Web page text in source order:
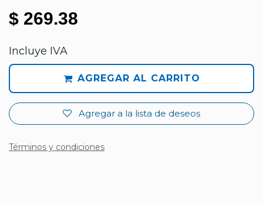
$ 269.38
Incluye IVA
AGREGAR AL CARRITO
Agregar a la lista de deseos
Términos y condiciones